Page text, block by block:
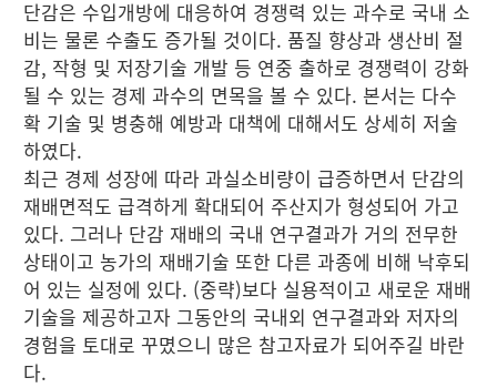
단감은 수입개방에 대응하여 경쟁력 있는 과수로 국내 소
비는 물론 수출도 증가될 것이다. 품질 향상과 생산비 절
감, 작형 및 저장기술 개발 등 연중 출하로 경쟁력이 강화
될 수 있는 경제 과수의 면목을 볼 수 있다. 본서는 다수
확 기술 및 병충해 예방과 대책에 대해서도 상세히 저술
하였다.
최근 경제 성장에 따라 과실소비량이 급증하면서 단감의
재배면적도 급격하게 확대되어 주산지가 형성되어 가고
있다. 그러나 단감 재배의 국내 연구결과가 거의 전무한
상태이고 농가의 재배기술 또한 다른 과종에 비해 낙후되
어 있는 실정에 있다. (중략)보다 실용적이고 새로운 재배
기술을 제공하고자 그동안의 국내외 연구결과와 저자의
경험을 토대로 꾸몄으니 많은 참고자료가 되어주길 바란
다.